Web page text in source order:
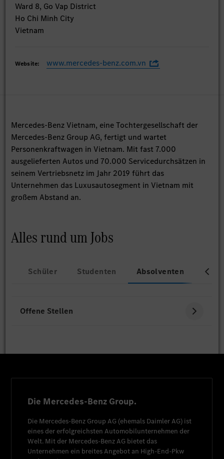
Ward 8, Go Vap District
Ho Chi Minh City
Vietnam
Website: www.mercedes-benz.com.vn
Mercedes-Benz Vietnam, eine Tochtergesellschaft der
Mercedes-Benz Group AG, fertigt und wartet
Personenkraftwagen in Vietnam. Mit fast 7.000
ausgelieferten Autos und 70.000 Servicedurchsätzen in
seinem Vertriebsnetz im Jahr 2019 führt das
Unternehmen das Luxusautosegment in Vietnam mit
großem Abstand an.
Alles rund um Jobs
Schüler Studenten Absolventen
Offene Stellen
Die Mercedes-Benz Group.
Die Mercedes-Benz Group AG (ehemals Daimler AG) ist
eines der erfolgreichsten Automobilunternehmen der
Welt. Mit der Mercedes-Benz AG bietet das
Unternehmen ein breites Angebot an High-End-Pkw